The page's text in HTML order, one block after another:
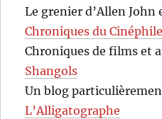
Le grenier d’Allen John
Chroniques du
Chroniques de films et
Shangols
Un blog
L’Alligatographe